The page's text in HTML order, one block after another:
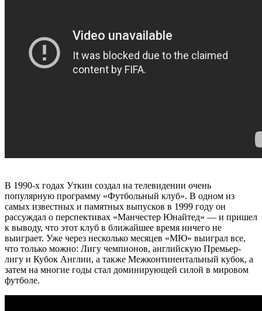
В 1990-х годах Уткин создал на телевидении очень
популярную программу «Футбольный клуб». В одном из
самых известных и памятных выпусков в 1999 году он
рассуждал о перспективах «Манчестер Юнайтед» — и пришел
к выводу, что этот клуб в ближайшее время ничего не
выиграет. Уже через несколько месяцев «МЮ» выиграл все,
что только можно: Лигу чемпионов, английскую Премьер-
лигу и Кубок Англии, а также Межконтинентальный кубок, а
затем на многие годы стал доминирующей силой в мировом
футболе.